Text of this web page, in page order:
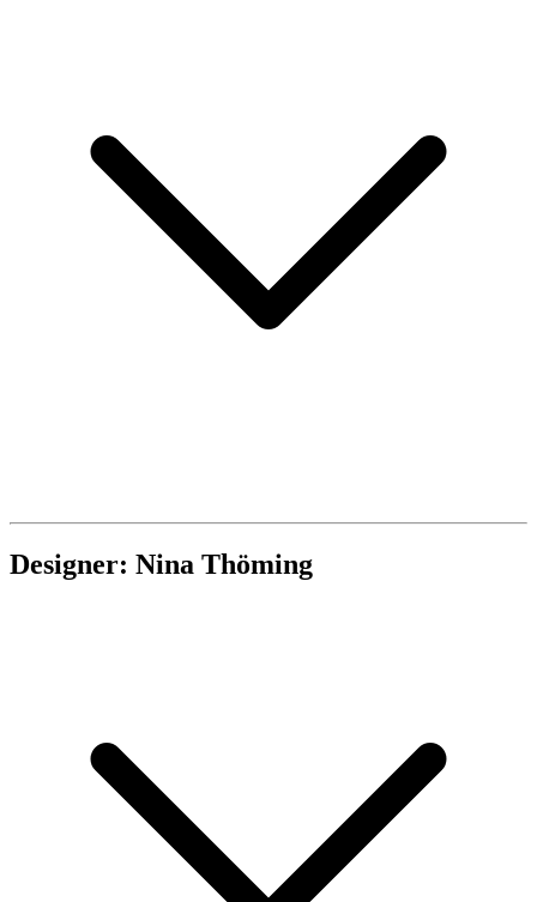
Designer: Nina Thöming